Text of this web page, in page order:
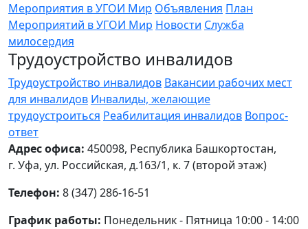
Мероприятия в УГОИ Мир Объявления План
Мероприятий в УГОИ Мир Новости Служба
милосердия
Трудоустройство инвалидов
Трудоустройство инвалидов Вакансии рабочих мест
для инвалидов Инвалиды, желающие
трудоустроиться Реабилитация инвалидов Вопрос-
ответ
Адрес офиса: 450098, Республика Башкортостан,
г. Уфа, ул. Российская, д.163/1, к. 7 (второй этаж)
Телефон: 8 (347) 286-16-51
График работы: Понедельник - Пятница 10:00 - 14:00